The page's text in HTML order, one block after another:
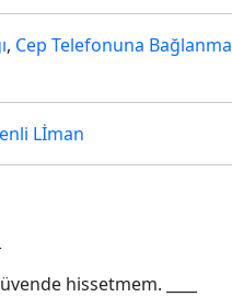
, Cep Telefonuna Bağlanma
Lİman
hissetmem. ____